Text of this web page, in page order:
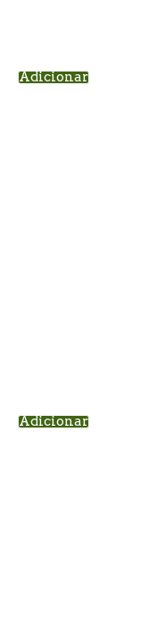
Adicionar
Adicionar